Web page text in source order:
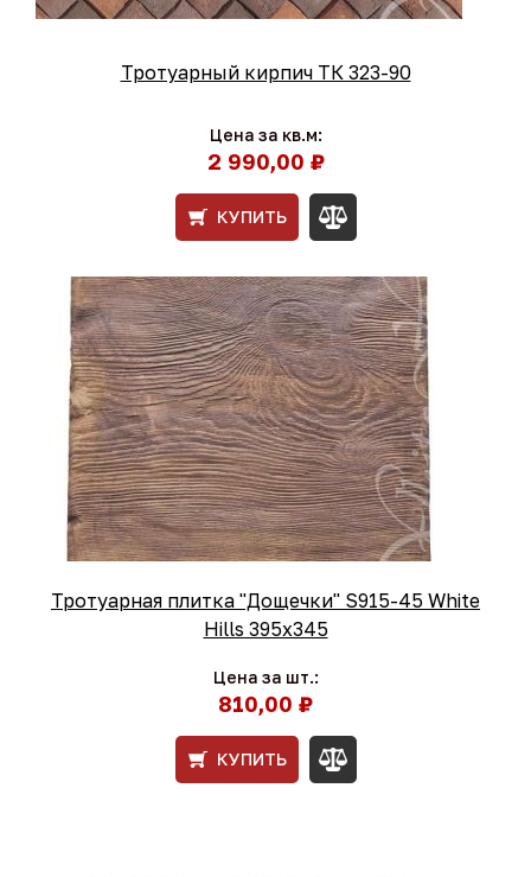
Тротуарный кирпич ТК 323-90
Цена за кв.м:
2 990,00 ₽
КУПИТЬ
Тротуарная плитка "Дощечки" S915-45 White
Hills 395х345
Цена за шт.:
810,00 ₽
КУПИТЬ